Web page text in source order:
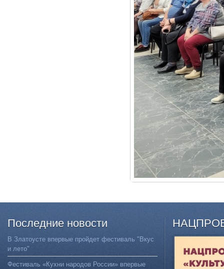
Последние новости
В Златоусте впервые пройдет фестиваль "Вкус
и лето"
Фестиваль «Кухни народов России» впервые